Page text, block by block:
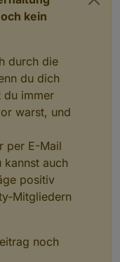
spielen
begegnungen
kein
durch die
du dich
du immer
warst, und
per E-Mail
kannst auch
positiv
Mitgliedern
noch